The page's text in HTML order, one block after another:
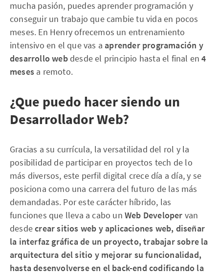
mucha pasión, puedes aprender programación y
conseguir un trabajo que cambie tu vida en pocos
meses. En Henry ofrecemos un entrenamiento
intensivo en el que vas a aprender programación y
desarrollo webdesde el principio hasta el final en4
meses a remoto.
¿Que puedo hacer siendo un
Desarrollador Web?
Gracias a su currícula, la versatilidad del rol y la
posibilidad de participar en proyectos tech de lo
más diversos, este perfil digital crece día a día, y se
posiciona como una carrera del futuro de las más
demandadas. Por este carácter híbrido, las
funciones que lleva a cabo un Web Developer van
desdecrear sitios web y aplicaciones web, diseñar
la interfaz gráfica de un proyecto, trabajar sobre la
arquitectura del sitio y mejorar su funcionalidad,
hasta desenvolverse en el back-end codificando la